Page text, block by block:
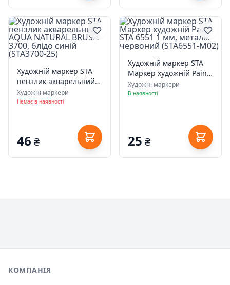
Художній маркер STA
пензлик акварельний
AQUA NATURAL BRUSH
3700, блідо синій
Художні маркери
Немає в наявності
46 ₴
Художній маркер STA
Маркер художній Paint
STA 6551 1 мм, металік
червоний (STA6551-
Художні маркери
В наявності
25 ₴
Footer
КОМПАНІЯ